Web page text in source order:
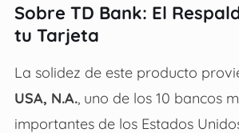
Sobre TD Bank: El
tu Tarjeta
La solidez de este producto
USA, N.A., uno de los 10 bancos
importantes de los Estados